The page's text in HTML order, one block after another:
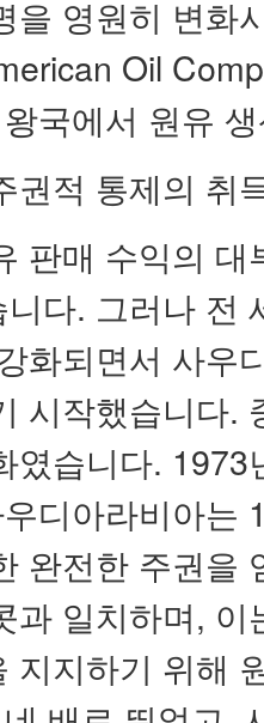
을 영원히 변화
Oil
국에서 원유
권적 통제의 취
판매 수익의
다. 그러나 전
화되면서 사우
시작했습니다.
였습니다.
디아라비아는
완전한 주권을
과 일치하며,
지지하기 위해